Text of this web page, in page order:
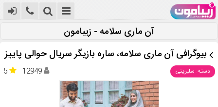
آن ماری سلامه - زیبامون
بیوگرافی آن ماری سلامه، ساره بازیگر سریال حوالی پاییز
دسته: سلبریتی 5 12949